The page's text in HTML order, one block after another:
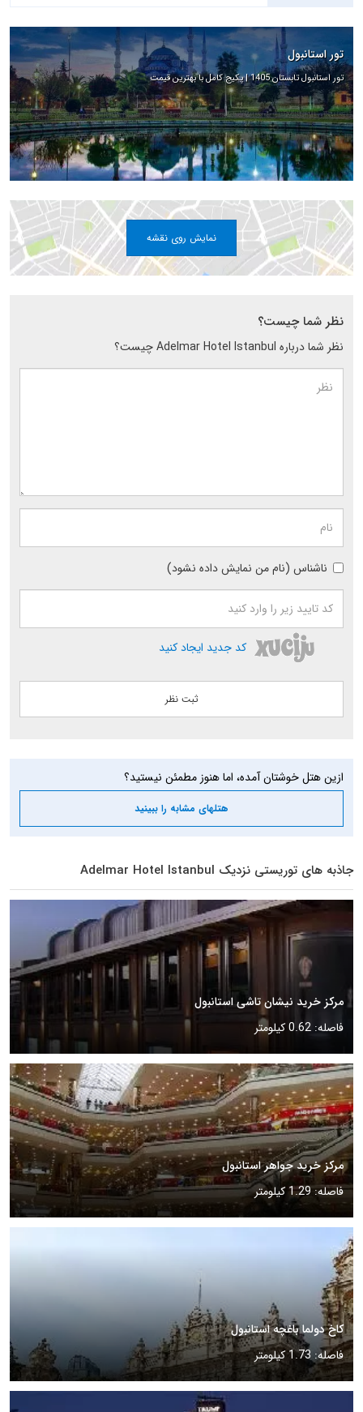
تور استانبول
تور استانبول تابستان 1405 | پکیج کامل با بهترین قیمت
نمایش روی نقشه
نظر شما چیست؟
نظر شما درباره Adelmar Hotel Istanbul چیست؟
ناشناس (نام من نمایش داده نشود)
کد جدید ایجاد کنید
ازین هتل خوشتان آمده، اما هنوز مطمئن نیستید؟
هتلهای مشابه را ببینید
جاذبه های توریستی نزدیک Adelmar Hotel Istanbul
مرکز خرید نیشان تاشی استانبول
فاصله: 0.62 کیلومتر
مرکز خرید جواهر استانبول
فاصله: 1.29 کیلومتر
کاخ دولما باغچه استانبول
فاصله: 1.73 کیلومتر